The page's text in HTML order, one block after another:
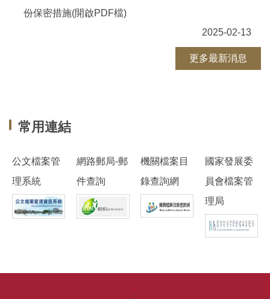
份保密措施(開啟PDF檔)
2025-02-13
更多最新消息
常用連結
公文檔案管
理系統
網路郵局-郵
件查詢
機關檔案目
錄查詢網
國家發展委
員會檔案管
理局
:::